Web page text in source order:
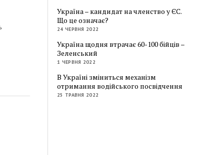
Україна – кандидат на членство у ЄС.
Що це означає?
24 ЧЕРВНЯ 2022
Україна щодня втрачає 60-100 бійців –
Зеленський
1 ЧЕРВНЯ 2022
В Україні зміниться механізм
отримання водійського посвідчення
25 ТРАВНЯ 2022